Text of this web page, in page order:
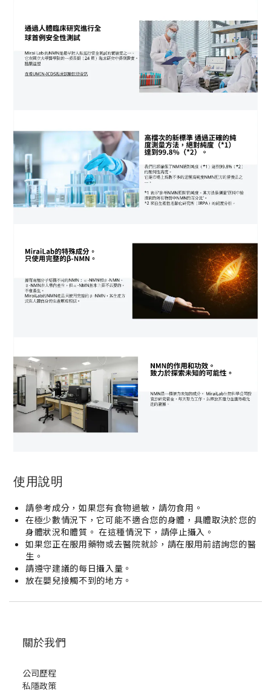
使用說明
請參考成分，如果您有食物過敏，請勿食用。
在極少數情況下，它可能不適合您的身體，具體取決於您的
身體狀況和體質。 在這種情況下，請停止攝入。
如果您正在服用藥物或去醫院就診，請在服用前諮詢您的醫
生。
請遵守建議的每日攝入量。
放在嬰兒接觸不到的地方。
關於我們
公司歷程
私隱政策